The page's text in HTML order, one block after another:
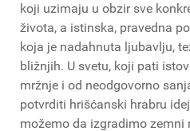
koji uzimaju u obzir sve
života, a istinska, pravedna
koja je nadahnuta ljubavlju,
bližnjih. U svetu, koji pati
mržnje i od neodgovorno
potvrditi hrišćanski hrabru
možemo da izgradimo zemni